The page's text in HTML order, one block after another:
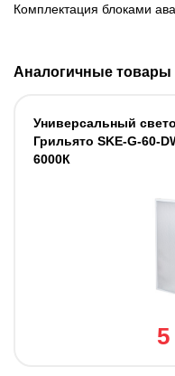
Комплектация блоками
Аналогичные товары
Универсальный
Грильято SKE-G-60-
6000К